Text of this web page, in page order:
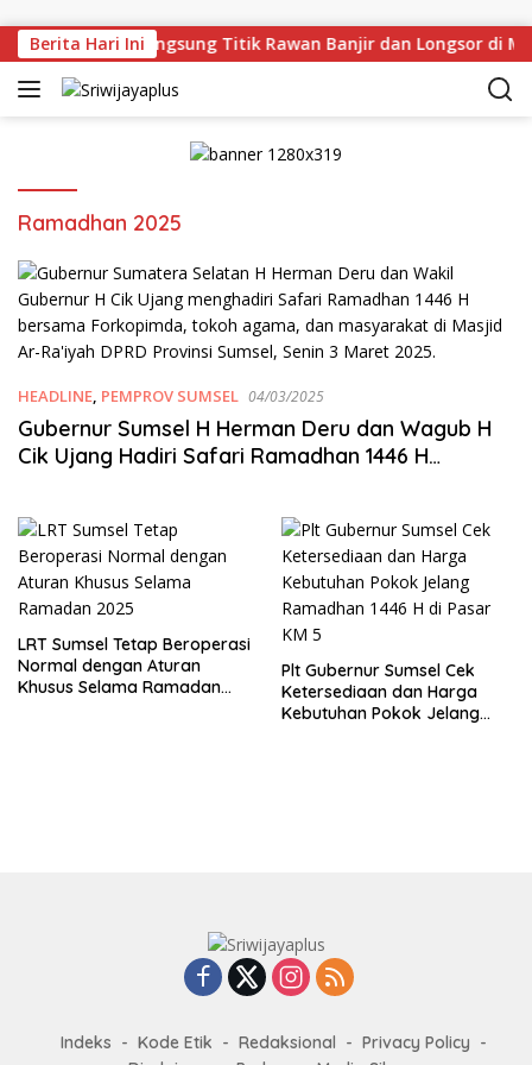
Berita Hari Ini
Deru Tinjau Langsung Titik Rawan Banjir dan Longsor di
Ramadhan 2025
HEADLINE, PEMPROV SUMSEL 04/03/2025
Gubernur Sumsel H Herman Deru dan Wagub H
Cik Ujang Hadiri Safari Ramadhan 1446 H
LRT Sumsel Tetap Beroperasi
Normal dengan Aturan
Khusus Selama Ramadan
Plt Gubernur Sumsel Cek
Ketersediaan dan Harga
Kebutuhan Pokok Jelang
Indeks Kode Etik Redaksional
Privacy Policy